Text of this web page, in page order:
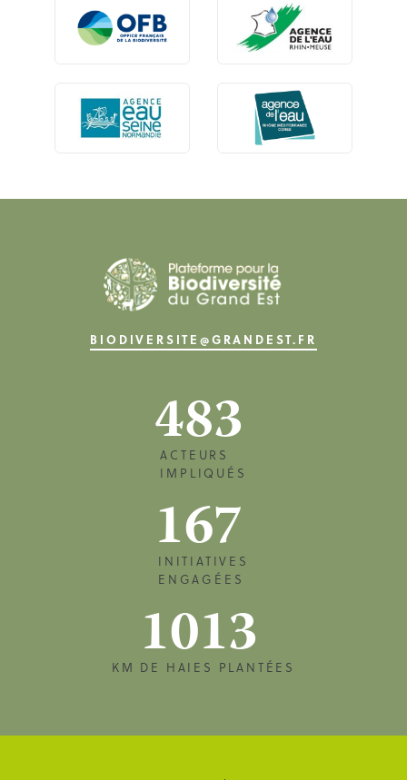
BIODIVERSITE@GRANDEST.FR
483
ACTEURS
IMPLIQUÉS
167
INITIATIVES
ENGAGÉES
1013
KM DE HAIES PLANTÉES